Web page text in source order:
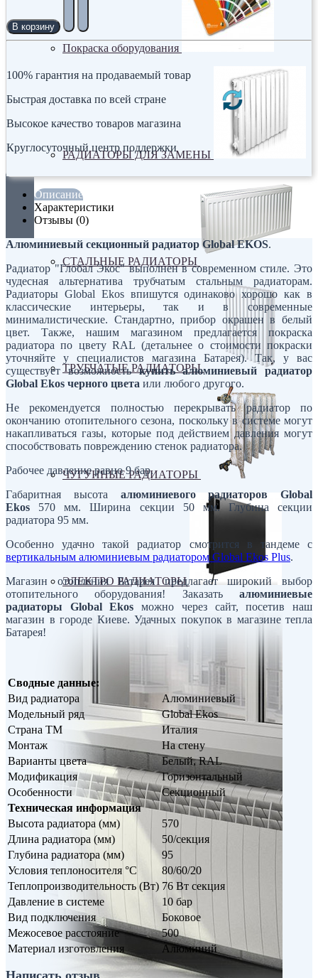
Покраска оборудования
РАДИАТОРЫ ДЛЯ ЗАМЕНЫ
СТАЛЬНЫЕ РАДИАТОРЫ
ТРУБЧАТЫЕ РАДИАТОРЫ
ЧУГУННЫЕ РАДИАТОРЫ
ЭЛЕКТРО РАДИАТОРЫ
В корзину
100% гарантия на продаваемый товар
Быстрая доставка по всей стране
Высокое качество товаров магазина
Круглосуточный центр поддержки
Описание
Характеристики
Отзывы (0)
Алюминиевый секционный радиатор Global EKOS.
Радиатор "Глобал Экос" выполнен в современном стиле. Это
чудесная альтернатива трубчатым стальным радиаторам.
Радиаторы Global Ekos впишутся одинаково хорошо как в
классические интерьеры, так и в современные
минималистические. Стандартно, прибор окрашен в белый
цвет. Также, нашим магазином предлагается покраска
радиатора по цвету RAL (детальнее о стоимости покраски
уточняйте у специалистов магазина Батарея). Так, у вас
существует возможностькупить алюминиевый радиатор
Global Ekos черного цвета или любого другого.
Не рекомендуется полностью перекрывать радиатор по
окончанию отопительного сезона, поскольку в системе могут
накапливаться газы, которые под действием давления могут
способствовать повреждению стенок радиатора.
Рабочее давление равно 9 бар.
Габаритная высота алюминиевого радиаторов Global
Ekos 570 мм. Ширина секции 50 мм. Глубина секции
радиатора 95 мм.
Особенно удачно такой радиатор смотрится в тандеме с
вертикальным алюминиевым радиатором Global Ekos Plus.
Магазин отопления Батарея предлагает широкий выбор
отопительного оборудования! Заказать алюминиевые
радиаторы Global Ekos можно через сайт, посетив наш
магазин в городе Киеве. Удачных покупок в магазине тепла
Батарея!
Сводные данные:
Вид радиатора
Алюминиевый
Модельный ряд
Global Ekos
Страна ТМ
Италия
Монтаж
На стену
Варианты цвета
Белый, RAL
Модификация
Горизонтальный
Особенности
Секционный
Техническая информация
Высота радиатора (мм)
570
Длина радиатора (мм)
50/секция
Глубина радиатора (мм)
95
Условия теплоносителя °С
80/60/20
Теплопроизводительность (Вт) 76 Вт секция
Давление в системе
10 бар
Вид подключения
Боковое
Межосевое расстояние
500
Материал изготовления
Алюминий